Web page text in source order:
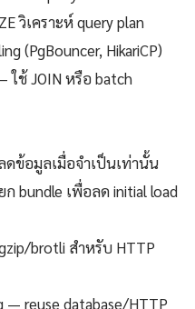
วิเคราะห์ query plan
(PgBouncer, HikariCP)
ใช้ JOIN หรือ batch
ดข้อมูลเมื่อจำเป็นเท่านั้น
bundle เพื่อลด initial load
brotli สำหรับ HTTP
— reuse database/HTTP